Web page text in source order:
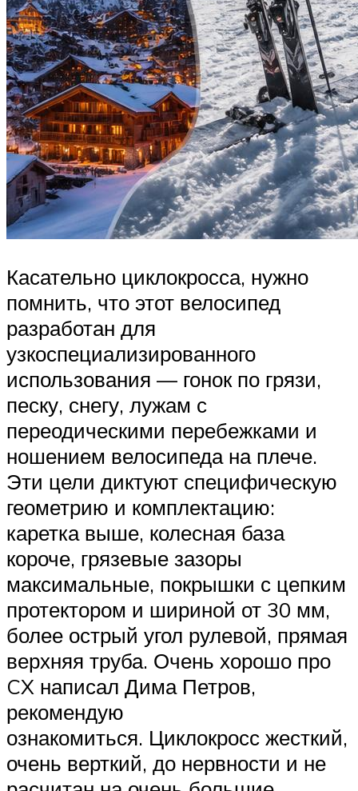
Касательно циклокросса, нужно
помнить, что этот велосипед
разработан для
узкоспециализированного
использования — гонок по грязи,
песку, снегу, лужам с
переодическими перебежками и
ношением велосипеда на плече.
Эти цели диктуют специфическую
геометрию и комплектацию:
каретка выше, колесная база
короче, грязевые зазоры
максимальные, покрышки с цепким
протектором и шириной от 30 мм,
более острый угол рулевой, прямая
верхняя труба. Очень хорошо про
CX написал Дима Петров,
рекомендую
ознакомиться. Циклокросс жесткий,
очень верткий, до нервности и не